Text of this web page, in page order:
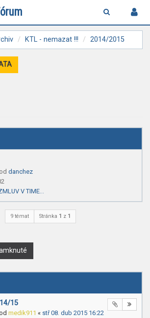
KTL - nemazat !!! 2014/2015
danchez
V TIME…
9 témat Stránka 1 z 1
15
medik911 « stř 08. dub 2015 16:22